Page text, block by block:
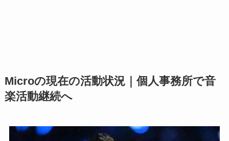
Microの現在の活動状況｜個人事務所で音
楽活動継続へ